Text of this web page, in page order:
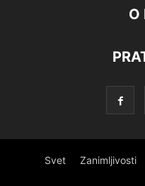
O
Svet Zanimljivosti